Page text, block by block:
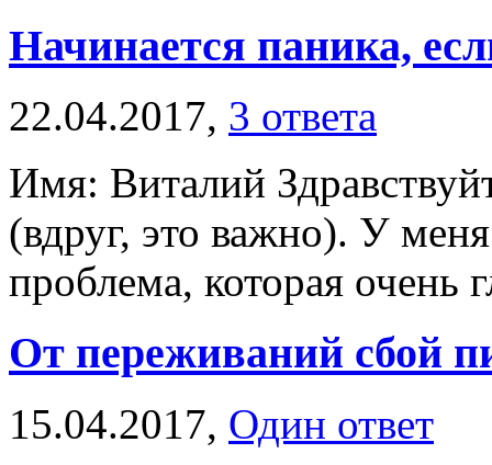
Начинается паника,
22.04.2017, 3 ответа
Имя: Виталий
(вдруг, это важно). У
проблема, которая очень
От переживаний сбой
15.04.2017, Один ответ